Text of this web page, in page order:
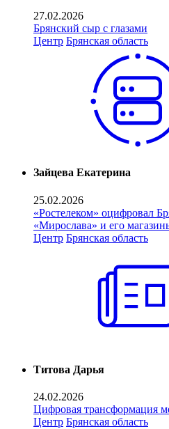
27.02.2026
Брянский сыр с глазами
Центр Брянская область
Зайцева Екатерина
25.02.2026
«Ростелеком» оцифровал
«Мирослава» и его
Центр Брянская область
Титова Дарья
24.02.2026
Цифровая трансформация
Центр Брянская область